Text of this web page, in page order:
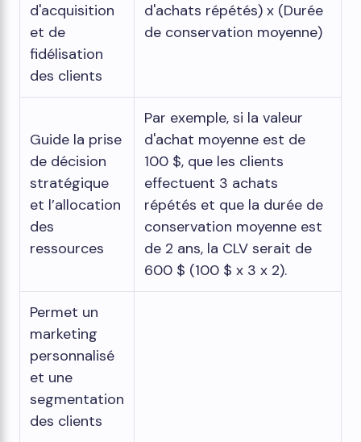
d'acquisition
et de
fidélisation
des clients
d'achats répétés) x (Durée
de conservation moyenne)
Guide la prise
de décision
stratégique
et l’allocation
des
ressources
Par exemple, si la valeur
d'achat moyenne est de
100 $, que les clients
effectuent 3 achats
répétés et que la durée de
conservation moyenne est
de 2 ans, la CLV serait de
600 $ (100 $ x 3 x 2).
Permet un
marketing
personnalisé
et une
segmentation
des clients